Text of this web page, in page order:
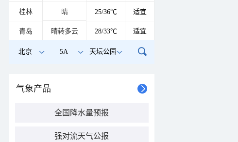
桂林 晴 25/36℃ 适宜
青岛 晴转多云 28/33℃ 适宜
北京 5A 天坛公园
气象产品
全国降水量预报
强对流天气公报